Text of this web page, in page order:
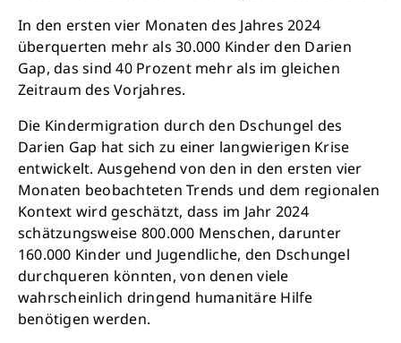
In den ersten vier Monaten des Jahres 2024
überquerten mehr als 30.000 Kinder den Darien
Gap, das sind 40 Prozent mehr als im gleichen
Zeitraum des Vorjahres.
Die Kindermigration durch den Dschungel des
Darien Gap hat sich zu einer langwierigen Krise
entwickelt. Ausgehend von den in den ersten vier
Monaten beobachteten Trends und dem regionalen
Kontext wird geschätzt, dass im Jahr 2024
schätzungsweise 800.000 Menschen, darunter
160.000 Kinder und Jugendliche, den Dschungel
durchqueren könnten, von denen viele
wahrscheinlich dringend humanitäre Hilfe
benötigen werden.